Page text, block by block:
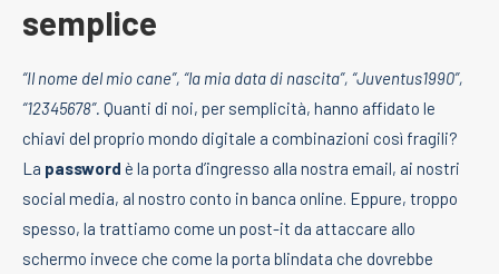
semplice
“Il nome del mio cane”, “la mia data di nascita”, “Juventus1990”,
“12345678”. Quanti di noi, per semplicità, hanno affidato le
chiavi del proprio mondo digitale a combinazioni così fragili?
La password è la porta d’ingresso alla nostra email, ai nostri
social media, al nostro conto in banca online. Eppure, troppo
spesso, la trattiamo come un post-it da attaccare allo
schermo invece che come la porta blindata che dovrebbe